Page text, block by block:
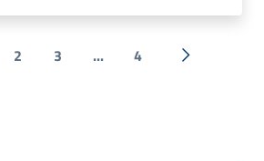
2 3 ... 4 Successiva